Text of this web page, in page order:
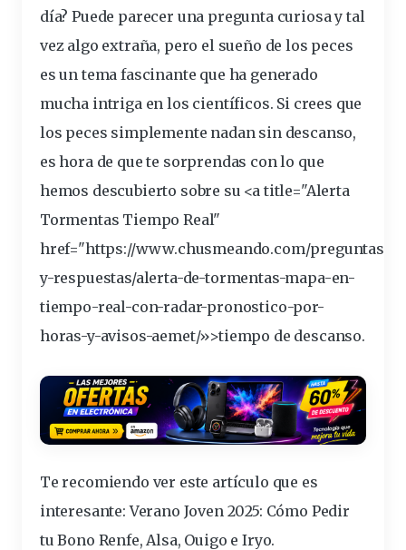
día? Puede parecer una preguntacuriosa y tal
vez algo extraña, pero el sueño de los peces
es un temafascinante que ha generado
mucha intriga en los científicos. Si crees que
los peces simplemente nadan sin descanso,
es hora de que te sorprendas con lo que
hemos descubierto sobre su <a title="Alerta
Tormentas Tiempo Real"
href="https://www.chusmeando.com/preguntas-
y-respuestas/alerta-de-tormentas-mapa-en-
tiempo-real-con-radar-pronostico-por-
horas-y-avisos-aemet/»>tiempo de descanso.
Te recomiendo ver este artículo que es
interesante:Verano Joven 2025: Cómo Pedir
tu Bono Renfe, Alsa, Ouigo e Iryo.